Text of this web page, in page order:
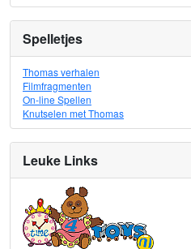
Spelletjes
Thomas verhalen
Filmfragmenten
On-line Spellen
Knutselen met Thomas
Leuke Links